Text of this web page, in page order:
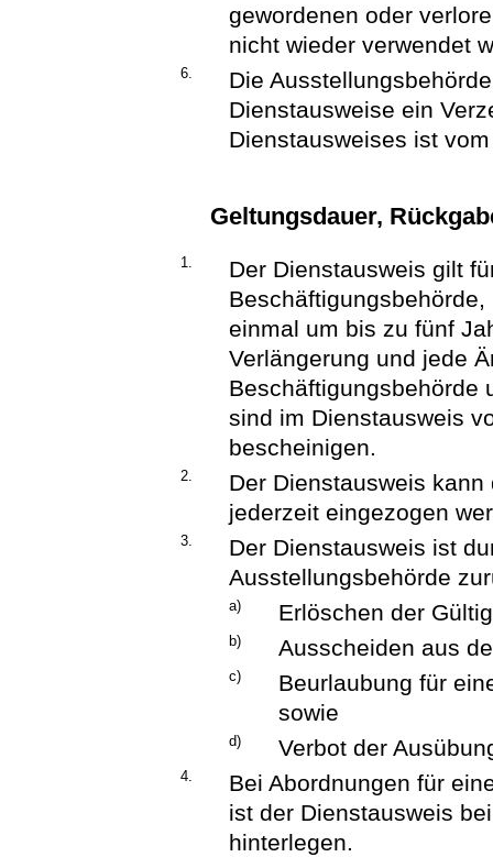
gewordenen oder
nicht wieder verwendet
6.
Die
Dienstausweise ein
Dienstausweises ist
Geltungsdauer,
1.
Der Dienstausweis gilt
einmal um bis zu fünf
Verlängerung und jede
Beschäftigungsbehörde
sind im Dienstausweis
bescheinigen.
2.
Der Dienstausweis
jederzeit eingezogen
3.
Der Dienstausweis ist
Ausstellungsbehörde
a) Erlöschen der
b) Ausscheiden aus
c)
Beurlaubung für
sowie
d) Verbot der
4.
Bei Abordnungen für
ist der Dienstausweis
hinterlegen.